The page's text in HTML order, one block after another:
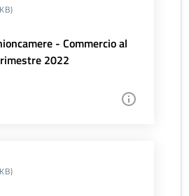
- Commercio al
2022